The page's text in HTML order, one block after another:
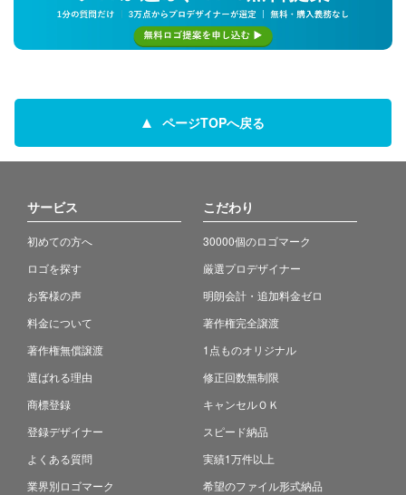
ページTOPへ戻る
サービス
初めての方へ
ロゴを探す
お客様の声
料金について
著作権無償譲渡
選ばれる理由
商標登録
登録デザイナー
よくある質問
業界別ロゴマーク
こだわり
30000個のロゴマーク
厳選プロデザイナー
明朗会計・追加料金ゼロ
著作権完全譲渡
1点ものオリジナル
修正回数無制限
キャンセルＯＫ
スピード納品
実績1万件以上
希望のファイル形式納品